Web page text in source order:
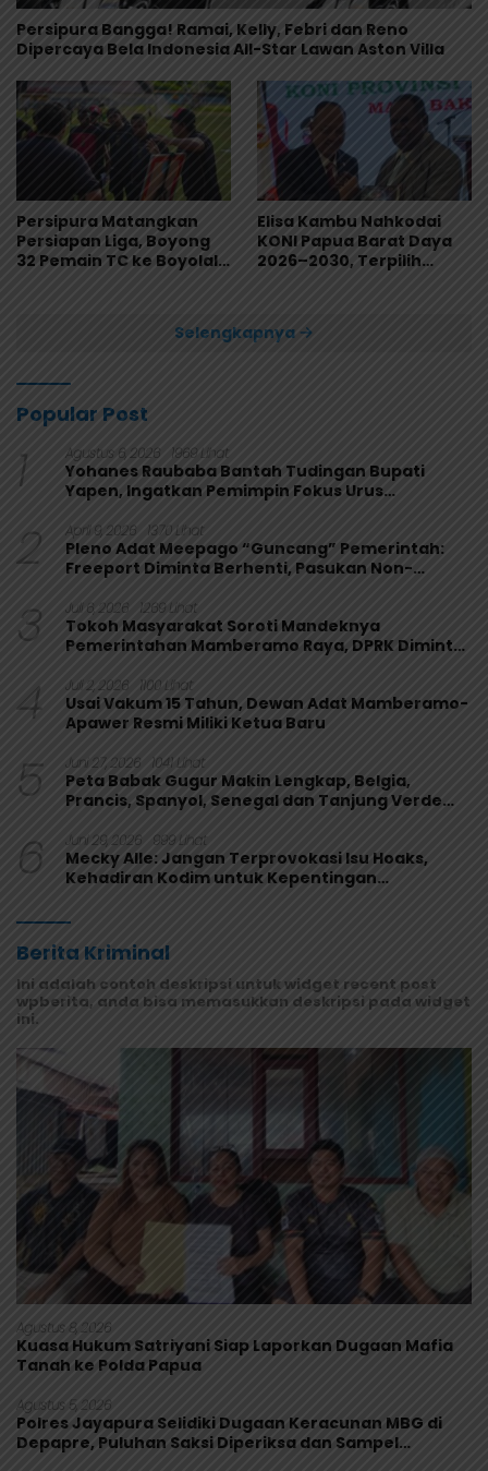
Persipura Bangga! Ramai, Kelly, Febri dan Reno
Dipercaya Bela Indonesia All-Star Lawan Aston Villa
Persipura Matangkan
Persiapan Liga, Boyong
32 Pemain TC ke Boyolali
Elisa Kambu Nahkodai
KONI Papua Barat Daya
2026–2030, Terpilih
Selengkapnya
Popular Post
1 Agustus 6, 2026 1969 Lihat
Yohanes Raubaba Bantah Tudingan Bupati
Yapen, Ingatkan Pemimpin Fokus Urus
2 April 9, 2026 1370 Lihat
Pleno Adat Meepago “Guncang” Pemerintah:
Freeport Diminta Berhenti, Pasukan Non-
3 Juli 6, 2026 1269 Lihat
Tokoh Masyarakat Soroti Mandeknya
Pemerintahan Mamberamo Raya, DPRK Diminta
4 Juli 2, 2026 1100 Lihat
Usai Vakum 15 Tahun, Dewan Adat Mamberamo-
Apawer Resmi Miliki Ketua Baru
5 Juni 27, 2026 1041 Lihat
Peta Babak Gugur Makin Lengkap, Belgia,
Prancis, Spanyol, Senegal dan Tanjung Verde
6 Juni 29, 2026 999 Lihat
Mecky Alle: Jangan Terprovokasi Isu Hoaks,
Kehadiran Kodim untuk Kepentingan
Berita Kriminal
Ini adalah contoh deskripsi untuk widget recent post
wpberita, anda bisa memasukkan deskripsi pada widget
ini.
Agustus 8, 2026
Kuasa Hukum Satriyani Siap Laporkan Dugaan Mafia
Tanah ke Polda Papua
Agustus 5, 2026
Polres Jayapura Selidiki Dugaan Keracunan MBG di
Depapre, Puluhan Saksi Diperiksa dan Sampel